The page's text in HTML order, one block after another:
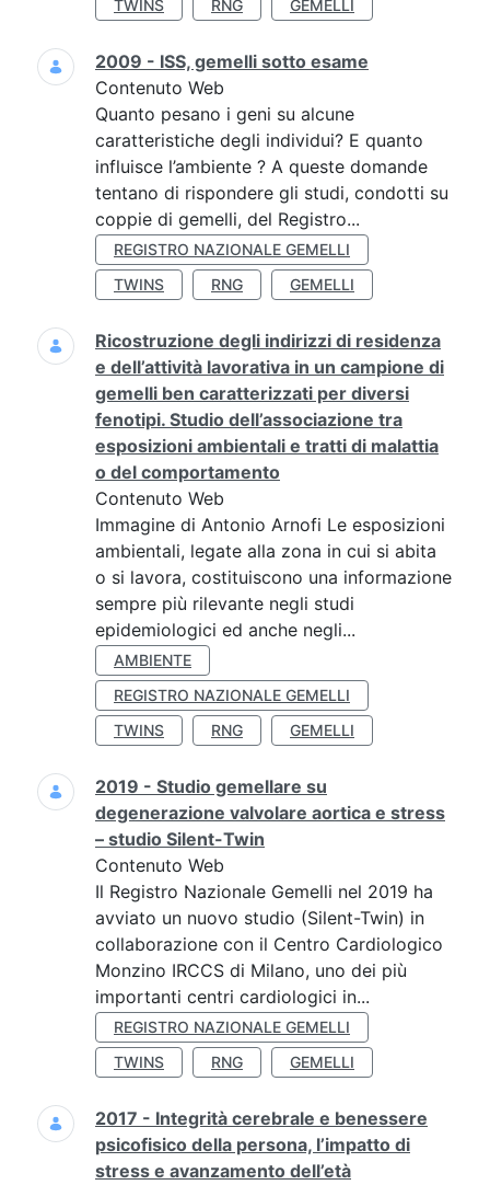
TWINS RNG GEMELLI
2009 - ISS, gemelli sotto esame
Contenuto Web
Quanto pesano i geni su alcune
caratteristiche degli individui? E quanto
influisce l’ambiente ? A queste domande
tentano di rispondere gli studi, condotti su
coppie di gemelli, del Registro...
REGISTRO NAZIONALE GEMELLI
TWINS
RNG GEMELLI
Ricostruzione degli indirizzi di residenza
e dell’attività lavorativa in un campione di
gemelli ben caratterizzati per diversi
fenotipi. Studio dell’associazione tra
esposizioni ambientali e tratti di malattia
o del comportamento
Contenuto Web
Immagine di Antonio Arnofi Le esposizioni
ambientali, legate alla zona in cui si abita
o si lavora, costituiscono una informazione
sempre più rilevante negli studi
epidemiologici ed anche negli...
AMBIENTE
REGISTRO NAZIONALE GEMELLI
TWINS
RNG GEMELLI
2019 - Studio gemellare su
degenerazione valvolare aortica e stress
– studio Silent-Twin
Contenuto Web
Il Registro Nazionale Gemelli nel 2019 ha
avviato un nuovo studio (Silent-Twin) in
collaborazione con il Centro Cardiologico
Monzino IRCCS di Milano, uno dei più
importanti centri cardiologici in...
REGISTRO NAZIONALE GEMELLI
TWINS
RNG GEMELLI
2017 - Integrità cerebrale e benessere
psicofisico della persona, l’impatto di
stress e avanzamento dell’età